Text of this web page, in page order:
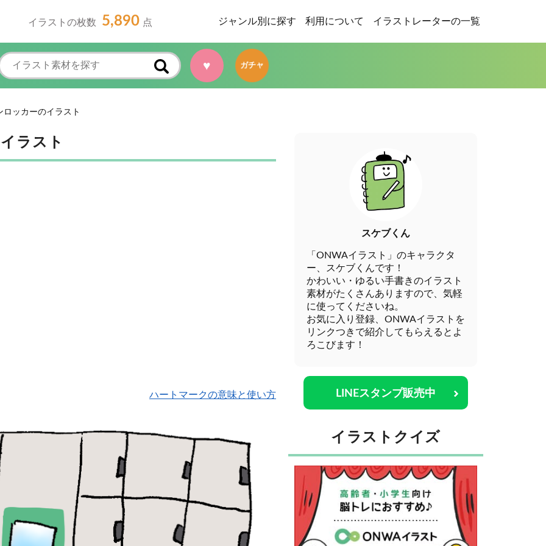
イラストの枚数 5,890 点 ジャンル別に探す 利用について イラストレーターの一覧
♥ ガチャ
ロッカーのイラスト
ラスト
ハートマークの意味と使い方
スケブくん
「ONWAイラスト」のキャラクタ
ー、スケブくんです！
かわいい・ゆるい手書きのイラスト
素材がたくさんありますので、気軽
に使ってくださいね。
お気に入り登録、ONWAイラストを
リンクつきで紹介してもらえるとよ
ろこびます！
LINEスタンプ販売中
イラストクイズ